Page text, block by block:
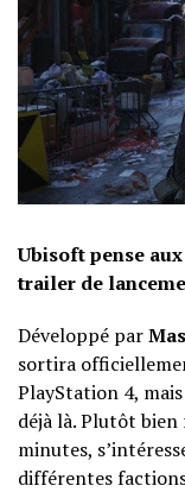
Ubisoft pense
trailer de
Développé par
sortira
PlayStation 4,
déjà là. Plutôt
minutes,
différentes